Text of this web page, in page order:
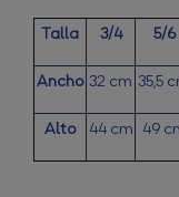
Talla
3/4 5/6
Ancho 32 cm 35,5
Alto 44 cm 49